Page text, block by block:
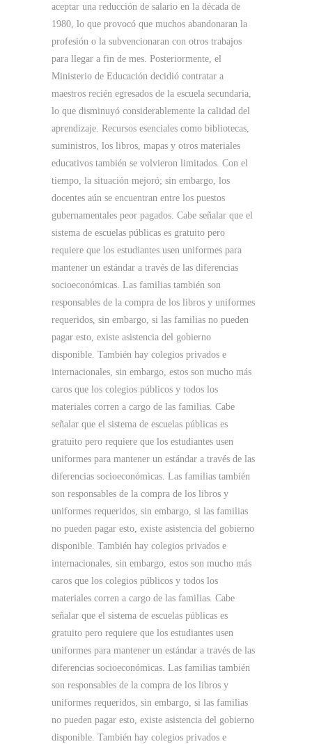
aceptar una reducción de salario en la década de
1980, lo que provocó que muchos abandonaran la
profesión o la subvencionaran con otros trabajos
para llegar a fin de mes. Posteriormente, el
Ministerio de Educación decidió contratar a
maestros recién egresados ​​de la escuela secundaria,
lo que disminuyó considerablemente la calidad del
aprendizaje. Recursos esenciales como bibliotecas,
suministros, los libros, mapas y otros materiales
educativos también se volvieron limitados. Con el
tiempo, la situación mejoró; sin embargo, los
docentes aún se encuentran entre los puestos
gubernamentales peor pagados. Cabe señalar que el
sistema de escuelas públicas es gratuito pero
requiere que los estudiantes usen uniformes para
mantener un estándar a través de las diferencias
socioeconómicas. Las familias también son
responsables de la compra de los libros y uniformes
requeridos, sin embargo, si las familias no pueden
pagar esto, existe asistencia del gobierno
disponible. También hay colegios privados e
internacionales, sin embargo, estos son mucho más
caros que los colegios públicos y todos los
materiales corren a cargo de las familias. Cabe
señalar que el sistema de escuelas públicas es
gratuito pero requiere que los estudiantes usen
uniformes para mantener un estándar a través de las
diferencias socioeconómicas. Las familias también
son responsables de la compra de los libros y
uniformes requeridos, sin embargo, si las familias
no pueden pagar esto, existe asistencia del gobierno
disponible. También hay colegios privados e
internacionales, sin embargo, estos son mucho más
caros que los colegios públicos y todos los
materiales corren a cargo de las familias. Cabe
señalar que el sistema de escuelas públicas es
gratuito pero requiere que los estudiantes usen
uniformes para mantener un estándar a través de las
diferencias socioeconómicas. Las familias también
son responsables de la compra de los libros y
uniformes requeridos, sin embargo, si las familias
no pueden pagar esto, existe asistencia del gobierno
disponible. También hay colegios privados e